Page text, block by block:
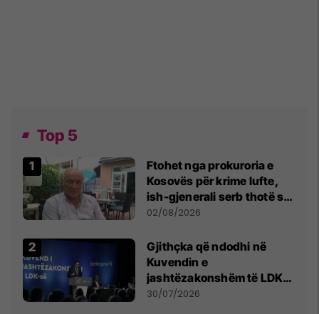
Top 5
Ftohet nga prokuroria e
Kosovës për krime lufte,
ish-gjenerali serb thotë se
dikush e tradhtoi në
02/08/2026
Gjithçka që ndodhi në
Kuvendin e
jashtëzakonshëm të LDK-
së
30/07/2026